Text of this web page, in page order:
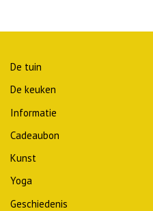
De tuin
De keuken
Informatie
Cadeaubon
Kunst
Yoga
Geschiedenis